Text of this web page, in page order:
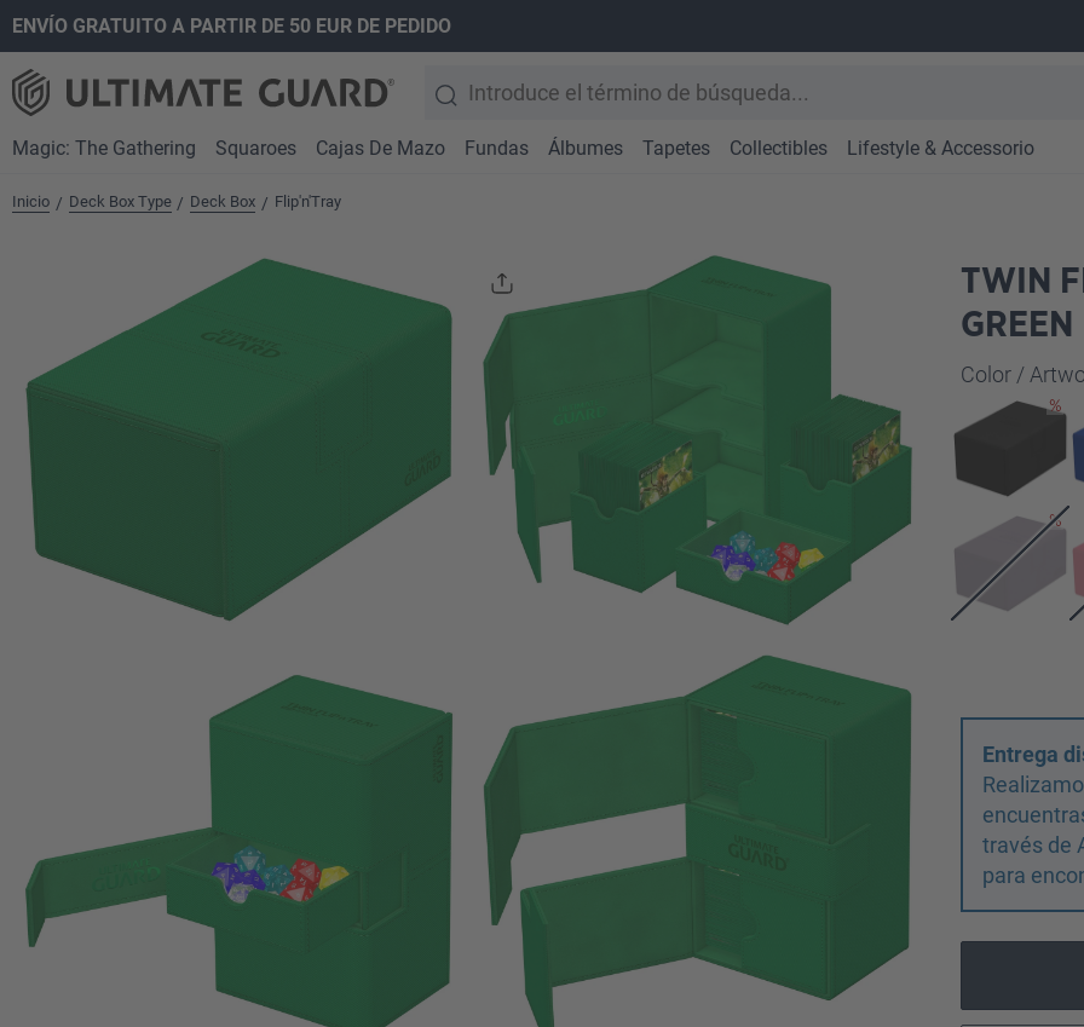
Saltar a la navegación principal
ENVÍO GRATUITO A PARTIR DE 50 EUR DE PEDIDO
Magic: The Gathering Squaroes Cajas De Mazo Fundas Álbumes Tapetes Collectibles Lifestyle & Accessorio
Inicio / Deck Box Type / Deck Box / Flip'n'Tray
TWIN
GREEN
Seleccione
Color /
Entrega
través de
para